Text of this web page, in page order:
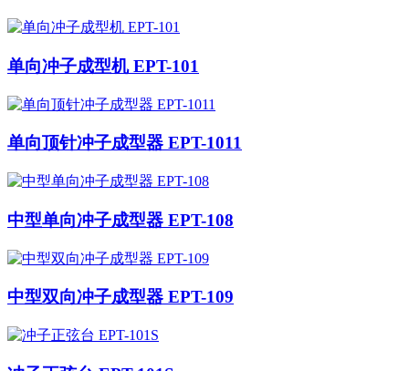
单向冲子成型机 EPT-101
单向顶针冲子成型器 EPT-1011
中型单向冲子成型器 EPT-108
中型双向冲子成型器 EPT-109